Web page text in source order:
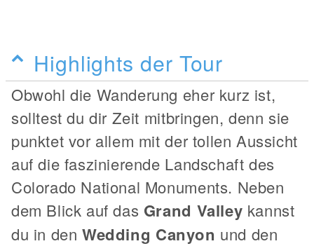
Highlights der Tour
Obwohl die Wanderung eher kurz ist,
solltest du dir Zeit mitbringen, denn sie
punktet vor allem mit der tollen Aussicht
auf die faszinierende Landschaft des
Colorado National Monuments. Neben
dem Blick auf das Grand Valley kannst
du in denWedding Canyon und den